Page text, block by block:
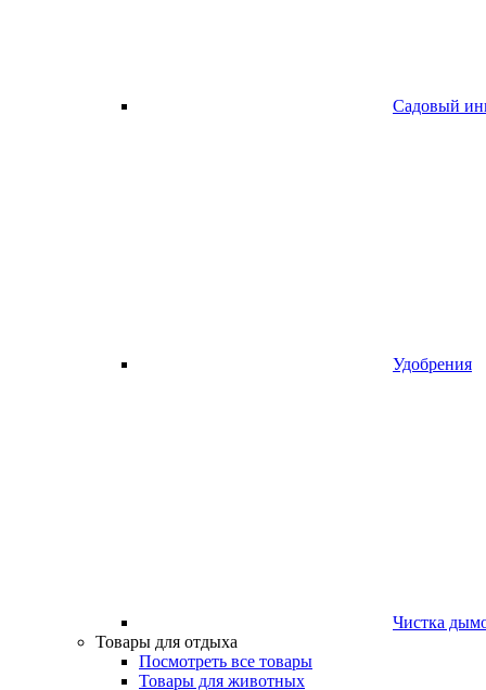
Садовый
Удобрения
Чистка
Товары для отдыха
Посмотреть все товары
Товары для животных